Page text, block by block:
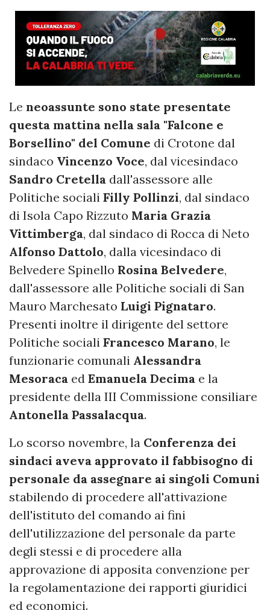
Le neoassunte sono state presentate
questa mattina nella sala "Falcone e
Borsellino" del Comune di Crotone dal
sindaco Vincenzo Voce, dal vicesindaco
Sandro Cretella dall'assessore alle
Politiche sociali Filly Pollinzi, dal sindaco
di Isola Capo Rizzuto Maria Grazia
Vittimberga, dal sindaco di Rocca di Neto
Alfonso Dattolo, dalla vicesindaco di
Belvedere Spinello Rosina Belvedere,
dall'assessore alle Politiche sociali di San
Mauro Marchesato Luigi Pignataro.
Presenti inoltre il dirigente del settore
Politiche sociali Francesco Marano, le
funzionarie comunali Alessandra
Mesoraca ed Emanuela Decima e la
presidente della III Commissione consiliare
Antonella Passalacqua.
Lo scorso novembre, la Conferenza dei
sindaci aveva approvato il fabbisogno di
personale da assegnare ai singoli Comuni
stabilendo di procedere all'attivazione
dell'istituto del comando ai fini
dell'utilizzazione del personale da parte
degli stessi e di procedere alla
approvazione di apposita convenzione per
la regolamentazione dei rapporti giuridici
ed economici.